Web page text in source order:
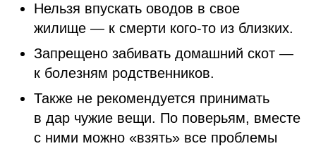
Нельзя впускать оводов в свое
жилище — к смерти кого-то из близких.
Запрещено забивать домашний скот —
к болезням родственников.
Также не рекомендуется принимать
в дар чужие вещи. По поверьям, вместе
с ними можно «взять» все проблемы